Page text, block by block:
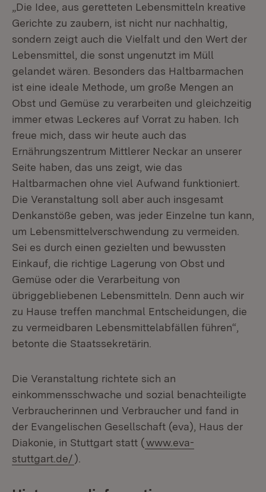
„Die Idee, aus geretteten Lebensmitteln kreative
Gerichte zu zaubern, ist nicht nur nachhaltig,
sondern zeigt auch die Vielfalt und den Wert der
Lebensmittel, die sonst ungenutzt im Müll
gelandet wären. Besonders das Haltbarmachen
ist eine ideale Methode, um große Mengen an
Obst und Gemüse zu verarbeiten und gleichzeitig
immer etwas Leckeres auf Vorrat zu haben. Ich
freue mich, dass wir heute auch das
Ernährungszentrum Mittlerer Neckar an unserer
Seite haben, das uns zeigt, wie das
Haltbarmachen ohne viel Aufwand funktioniert.
Die Veranstaltung soll aber auch insgesamt
Denkanstöße geben, was jeder Einzelne tun kann,
um Lebensmittelverschwendung zu vermeiden.
Sei es durch einen gezielten und bewussten
Einkauf, die richtige Lagerung von Obst und
Gemüse oder die Verarbeitung von
übriggebliebenen Lebensmitteln. Denn auch wir
zu Hause treffen manchmal Entscheidungen, die
zu vermeidbaren Lebensmittelabfällen führen“,
betonte die Staatssekretärin.
Die Veranstaltung richtete sich an
einkommensschwache und sozial benachteiligte
Verbraucherinnen und Verbraucher und fand in
der Evangelischen Gesellschaft (eva), Haus der
Diakonie, in Stuttgart statt (www.eva-
stuttgart.de/).